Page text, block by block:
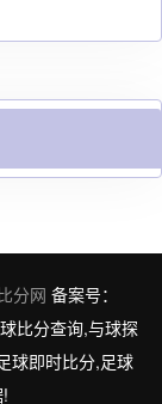
分网 备案号：
比分查询,与球探
球即时比分,足球